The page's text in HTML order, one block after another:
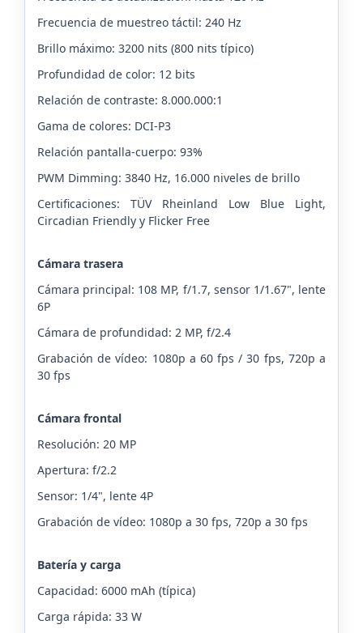
Frecuencia de muestreo táctil: 240 Hz
Brillo máximo: 3200 nits (800 nits típico)
Profundidad de color: 12 bits
Relación de contraste: 8.000.000:1
Gama de colores: DCI-P3
Relación pantalla-cuerpo: 93%
PWM Dimming: 3840 Hz, 16.000 niveles de brillo
Certificaciones: TÜV Rheinland Low Blue Light,
Circadian Friendly y Flicker Free
Cámara trasera
Cámara principal: 108 MP, f/1.7, sensor 1/1.67", lente
6P
Cámara de profundidad: 2 MP, f/2.4
Grabación de vídeo: 1080p a 60 fps / 30 fps, 720p a
30 fps
Cámara frontal
Resolución: 20 MP
Apertura: f/2.2
Sensor: 1/4", lente 4P
Grabación de vídeo: 1080p a 30 fps, 720p a 30 fps
Batería y carga
Capacidad: 6000 mAh (típica)
Carga rápida: 33 W